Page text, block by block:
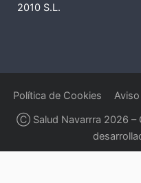
2010 S.L.
Ⓒ Salud Navarrra 2026 –
Política de Cookies